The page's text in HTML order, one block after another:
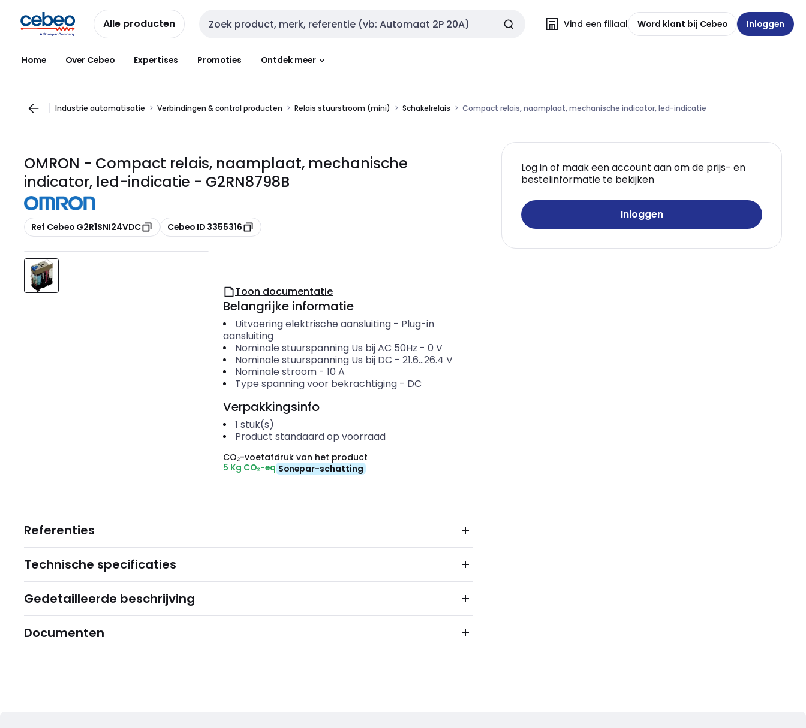
naar
navigatie
naar
inhoud
Alle producten Zoekveld invoer Vind een filiaal Word klant bij Cebeo Inloggen
Home Over Cebeo Expertises Promoties Ontdek meer
Industrie automatisatie Verbindingen & control producten Relais stuurstroom (mini) Schakelrelais Compact relais, naamplaat, mechanische indicator, led-indicatie
OMRON - Compact relais, naamplaat, mechanische
indicator, led-indicatie - G2RN8798B
Kopiëren
Ref Cebeo G2R1SNI24VDC Kopiëren
Cebeo ID 3355316
Log in of maak een account aan om de prijs- en
bestelinformatie te bekijken
Inloggen
Toon documentatie
Belangrijke informatie
Uitvoering elektrische aansluiting- Plug-in
aansluiting
Nominale stuurspanning Us bij AC 50Hz - 0 V
Nominale stuurspanning Us bij DC - 21.6...26.4 V
Nominale stroom- 10 A
Type spanning voor bekrachtiging- DC
Verpakkingsinfo
1 stuk(s)
Product standaard op voorraad
CO₂-voetafdruk van het product
5 Kg CO₂-eq Sonepar-schatting
Referenties
Technische specificaties
Gedetailleerde beschrijving
Documenten